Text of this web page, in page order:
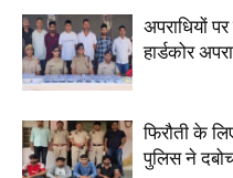
अपराधियों
हार्डकोर
फिरौती के
पुलिस ने